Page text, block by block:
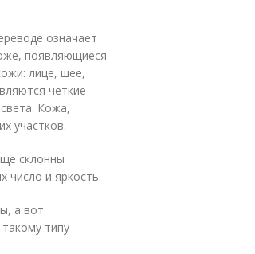
означает
появляющиеся
лице, шее,
четкие
Кожа,
участков.
склонны
число и яркость.
а вот
типу